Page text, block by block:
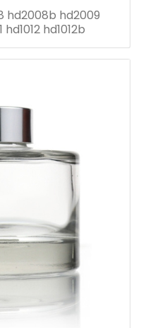
hd2008b hd2009
hd1012b